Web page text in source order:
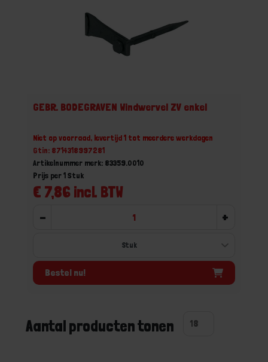
GEBR. BODEGRAVEN Windwervel ZV enkel
Niet op voorraad, levertijd 1 tot meerdere werkdagen
Gtin: 8714318997281
Artikelnummer merk: 83359.0010
€ 7,86 incl. BTW
Prijs per 1 Stuk
- +
Bestel nu!
Aantal producten tonen